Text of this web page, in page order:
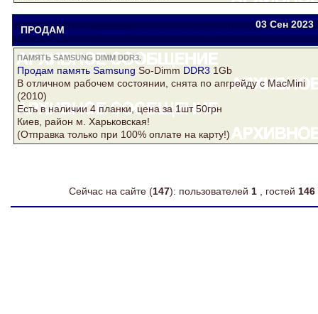
ПРОДАМ Drake yuriytimoschuk@gmail.com03 Сен2023
ПАМЯТЬ SAMSUNG DIMM DDR3.
Продам память Samsung So-Dimm DDR3 1Gb
В отличном рабочем состоянии, снята по апгрейду с MacMini
(2010)
Есть в наличии 4 планки, цена за 1шт 50грн
Киев, район м. Харьковская!
(Отправка только при 100% оплате на карту!)
Сейчас на сайте (147): пользователей 1 , гостей 146